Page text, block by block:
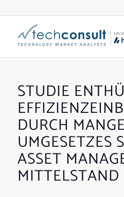
STUDIE
URCH
MGESETZES
SSET
ITTELSTAND